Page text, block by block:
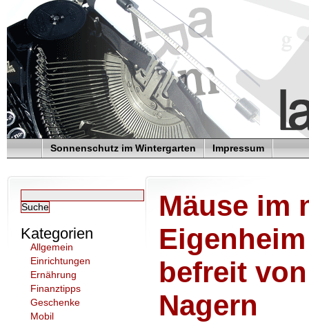
Sonnenschutz im Wintergarten Impressum
Kategorien
Allgemein
Einrichtungen
Ernährung
Finanztipps
Geschenke
Mobil
Mäuse im
befreit
Nagern